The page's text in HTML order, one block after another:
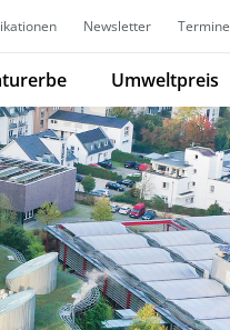
Newsletter Termine
Umweltpreis